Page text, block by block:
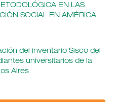
EN LAS
SOCIAL EN AMÉRICA
del inventario Sisco del
universitarios de la
Aires